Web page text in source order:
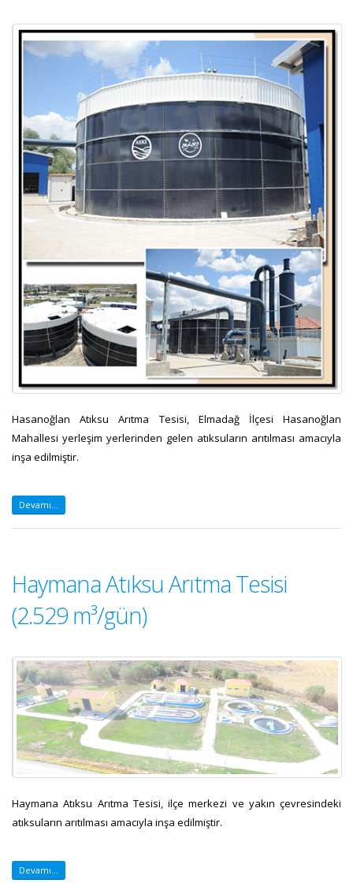
Hasanoğlan Atıksu Arıtma Tesisi, Elmadağ İlçesi Hasanoğlan
Mahallesi yerleşim yerlerinden gelen atıksuların arıtılması amacıyla
inşa edilmiştir.
Devamı...
Haymana Atıksu Arıtma Tesisi
(2.529 m³/gün)
Haymana Atıksu Arıtma Tesisi, ilçe merkezi ve yakın çevresindeki
atıksuların arıtılması amacıyla inşa edilmiştir.
Devamı...